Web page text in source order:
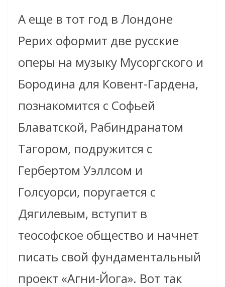
А еще в тот год в Лондоне
Рерих оформит две русские
оперы на музыку Мусоргского и
Бородина для Ковент-Гардена,
познакомится с Софьей
Блаватской, Рабиндранатом
Тагором, подружится с
Гербертом Уэллсом и
Голсуорси, поругается с
Дягилевым, вступит в
теософское общество и начнет
писать свой фундаментальный
проект «Агни-Йога». Вот так